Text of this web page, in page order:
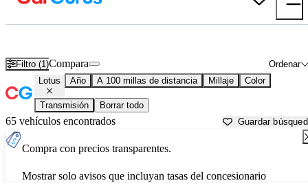
Filtro (1) Ordenar
Compara
Lotus Año A 100 millas de distancia Millaje Color
Transmisión Borrar todo
65 vehículos encontrados Guardar
Compra con precios transparentes.
Mostrar solo avisos que incluyan tasas del concesionario